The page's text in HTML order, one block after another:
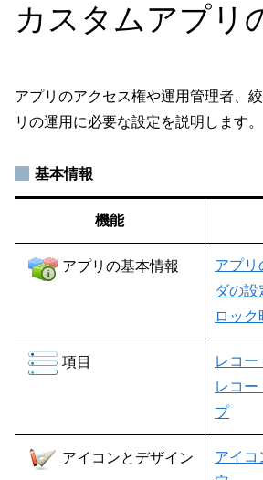
カスタムアプリ
アプリのアクセス権や運用管理者、
リの運用に必要な設定を説明します。
基本情報
機能
アプリの基本情報
アプリ
ダの設
ロッ
項目
レコー
レコー
プ
アイコンとデザイン
アイコ